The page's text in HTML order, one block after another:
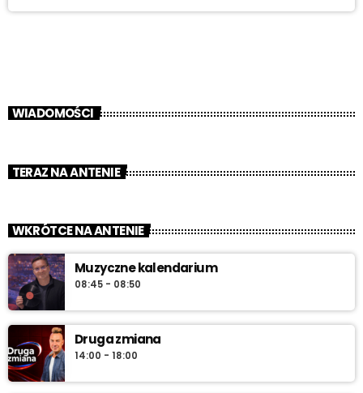
WIADOMOŚCI
TERAZ NA ANTENIE
WKRÓTCE NA ANTENIE
Muzyczne kalendarium
08:45 - 08:50
Druga zmiana
14:00 - 18:00